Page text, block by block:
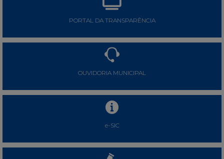
PORTAL DA TRANSPARÊNCIA
OUVIDORIA MUNICIPAL
e-SIC